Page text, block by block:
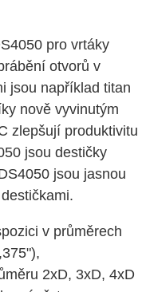
pro vrtáky
otvorů v
jsou například titan
nově vyvinutým
zlepšují produktivitu
jsou destičky
jsou jasnou
v průměrech
2xD, 3xD, 4xD